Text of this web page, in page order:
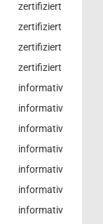
zertifiziert
zertifiziert
zertifiziert
zertifiziert
informativ
informativ
informativ
informativ
informativ
informativ
informativ